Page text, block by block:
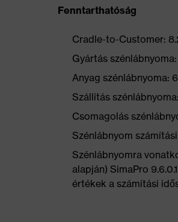
Fenntarthatóság
Cradle-to-Customer:
Gyártás
Anyag szénlábnyoma:
Szállítás
Csomagolás
Szénlábnyom
Szénlábnyomra
alapján) SimaPro
értékek a számítási